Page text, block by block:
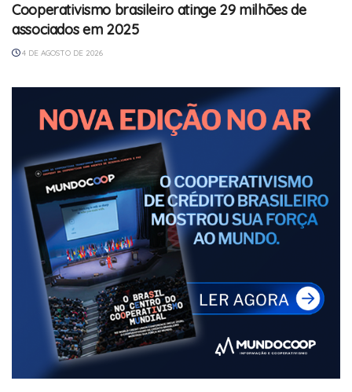
Cooperativismo brasileiro atinge 29 milhões de
associados em 2025
4 DE AGOSTO DE 2026